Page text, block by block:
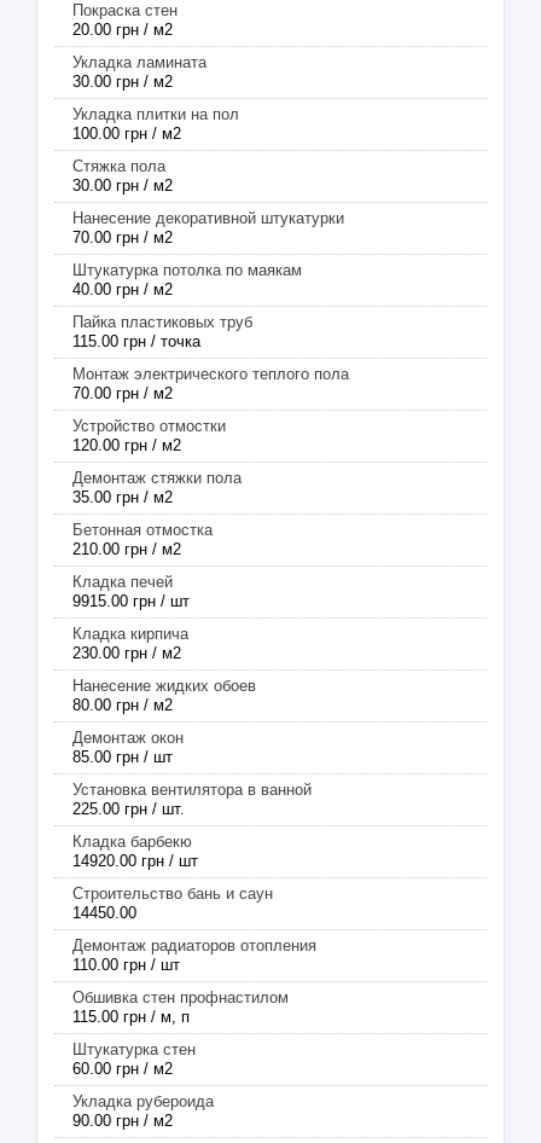
Покраска стен
20.00 грн / м2
Укладка ламината
30.00 грн / м2
Укладка плитки на пол
100.00 грн / м2
Стяжка пола
30.00 грн / м2
Нанесение декоративной штукатурки
70.00 грн / м2
Штукатурка потолка по маякам
40.00 грн / м2
Пайка пластиковых труб
115.00 грн / точка
Монтаж электрического теплого пола
70.00 грн / м2
Устройство отмостки
120.00 грн / м2
Демонтаж стяжки пола
35.00 грн / м2
Бетонная отмостка
210.00 грн / м2
Кладка печей
9915.00 грн / шт
Кладка кирпича
230.00 грн / м2
Нанесение жидких обоев
80.00 грн / м2
Демонтаж окон
85.00 грн / шт
Установка вентилятора в ванной
225.00 грн / шт.
Кладка барбекю
14920.00 грн / шт
Строительство бань и саун
14450.00
Демонтаж радиаторов отопления
110.00 грн / шт
Обшивка стен профнастилом
115.00 грн / м, п
Штукатурка стен
60.00 грн / м2
Укладка рубероида
90.00 грн / м2